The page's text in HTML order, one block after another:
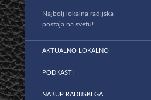
Najbolj lokalna radijska
postaja na svetu!
AKTUALNO LOKALNO
PODKASTI
NAKUP RADIJSKEGA